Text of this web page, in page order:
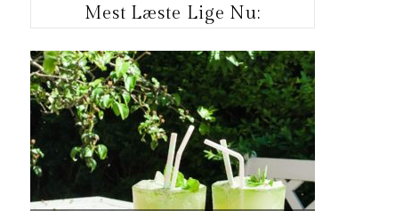
Mest Læste Lige Nu: